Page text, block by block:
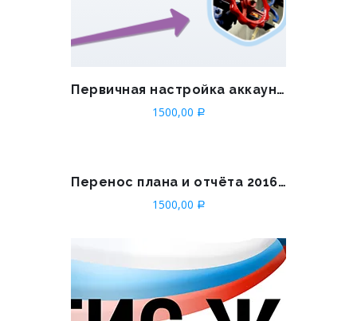
Первичная настройка аккаунта ТСЖ/ЖСК в ГИС ЖКХ
1500,00 Р
Перенос плана и отчёта 2016-2017
1500,00 Р